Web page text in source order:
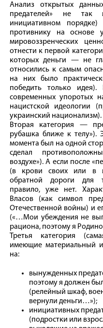
Анализ открытых
предателей» не так
инициативном
противнику на основе
мировоззренческих
отнести к первой
которых деньги — не
относились к самым
на них было
победить только
современных упоротых
нацистской идеологии
украинский национализм).
Вторая категория —
рубашка ближе к телу»).
момента был на одной
сделал
воздухе»). А если после
(в крови своих или в
обратной дороги для
правило, уже нет.
Власов (как символ
Отечественной вой­ны) и
(«…Мои убеждения не
рациона, поэтому я
Третья категория
имеющие материальный
на:
вынужденных
поэтому я должен
(релейный шкаф,
вернули деньги…»);
инициативных
(подростки или